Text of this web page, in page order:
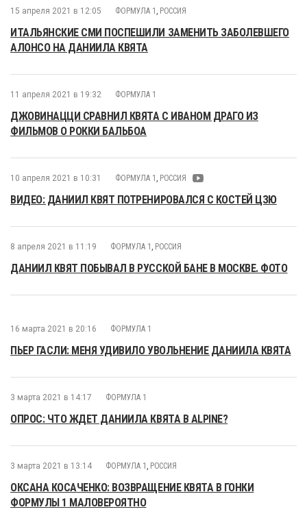
15 апреля 2021 в 12:05 ФОРМУЛА 1 , РОССИЯ
ИТАЛЬЯНСКИЕ СМИ ПОСПЕШИЛИ ЗАМЕНИТЬ ЗАБОЛЕВШЕГО
АЛОНСО НА ДАНИИЛА КВЯТА
11 апреля 2021 в 19:32 ФОРМУЛА 1
ДЖОВИНАЦЦИ СРАВНИЛ КВЯТА С ИВАНОМ ДРАГО ИЗ
ФИЛЬМОВ О РОККИ БАЛЬБОА
10 апреля 2021 в 10:31 ФОРМУЛА 1 , РОССИЯ
ВИДЕО: ДАНИИЛ КВЯТ ПОТРЕНИРОВАЛСЯ С КОСТЕЙ ЦЗЮ
8 апреля 2021 в 11:19 ФОРМУЛА 1 , РОССИЯ
ДАНИИЛ КВЯТ ПОБЫВАЛ В РУССКОЙ БАНЕ В МОСКВЕ. ФОТО
16 марта 2021 в 20:16 ФОРМУЛА 1
ПЬЕР ГАСЛИ: МЕНЯ УДИВИЛО УВОЛЬНЕНИЕ ДАНИИЛА КВЯТА
3 марта 2021 в 14:17 ФОРМУЛА 1
ОПРОС: ЧТО ЖДЕТ ДАНИИЛА КВЯТА В ALPINE?
3 марта 2021 в 13:14 ФОРМУЛА 1 , РОССИЯ
ОКСАНА КОСАЧЕНКО: ВОЗВРАЩЕНИЕ КВЯТА В ГОНКИ
ФОРМУЛЫ 1 МАЛОВЕРОЯТНО